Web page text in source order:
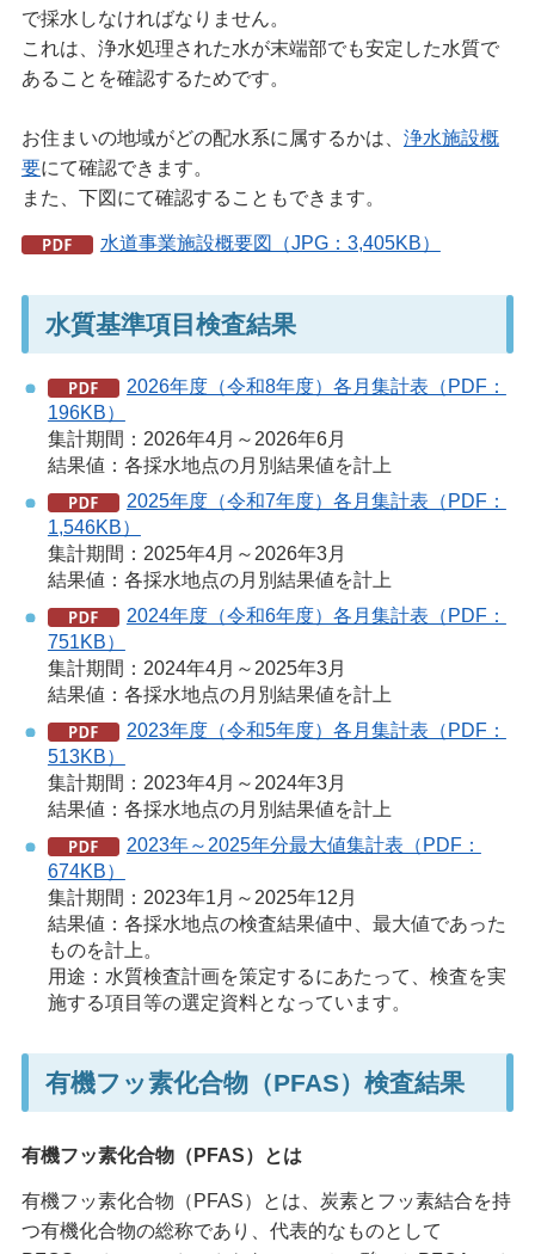
で採水しなければなりません。
これは、浄水処理された水が末端部でも安定した水質で
あることを確認するためです。
お住まいの地域がどの配水系に属するかは、 浄水施設概
要にて確認できます。
また、下図にて確認することもできます。
水道事業施設概要図（JPG：3,405KB）
水質基準項目検査結果
2026年度（令和8年度）各月集計表（PDF：
196KB）
集計期間：2026年4月～2026年6月
結果値：各採水地点の月別結果値を計上
2025年度（令和7年度）各月集計表（PDF：
1,546KB）
集計期間：2025年4月～2026年3月
結果値：各採水地点の月別結果値を計上
2024年度（令和6年度）各月集計表（PDF：
751KB）
集計期間：2024年4月～2025年3月
結果値：各採水地点の月別結果値を計上
2023年度（令和5年度）各月集計表（PDF：
513KB）
集計期間：2023年4月～2024年3月
結果値：各採水地点の月別結果値を計上
2023年～2025年分最大値集計表（PDF：
674KB）
集計期間：2023年1月～2025年12月
結果値：各採水地点の検査結果値中、最大値であった
ものを計上。
用途：水質検査計画を策定するにあたって、検査を実
施する項目等の選定資料となっています。
有機フッ素化合物（PFAS）検査結果
有機フッ素化合物（PFAS）とは
有機フッ素化合物（PFAS）とは、炭素とフッ素結合を持
つ有機化合物の総称であり、代表的なものとして